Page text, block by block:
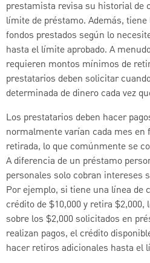
prestamista revisa su historial de
límite de préstamo. Además,
fondos prestados según lo
hasta el límite aprobado. A
requieren montos mínimos de
prestatarios deben solicitar
determinada de dinero cada vez
Los prestatarios deben hacer
normalmente varían cada mes en
retirada, lo que comúnmente se
A diferencia de un préstamo
personales solo cobran intereses
Por ejemplo, si tiene una línea de
crédito de $10,000 y retira
sobre los $2,000 solicitados en
realizan pagos, el crédito
hacer retiros adicionales hasta el